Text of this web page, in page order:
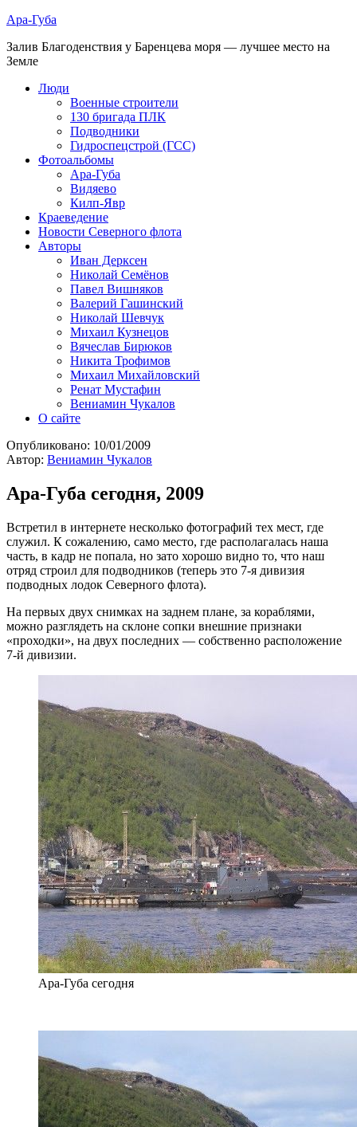
Ара-Губа
Залив Благоденствия у Баренцева моря — лучшее место на
Земле
Люди
Военные строители
130 бригада ПЛК
Подводники
Гидроспецстрой (ГСС)
Фотоальбомы
Ара-Губа
Видяево
Килп-Явр
Краеведение
Новости Северного флота
Авторы
Иван Дерксен
Николай Семёнов
Павел Вишняков
Валерий Гашинский
Николай Шевчук
Михаил Кузнецов
Вячеслав Бирюков
Никита Трофимов
Михаил Михайловский
Ренат Мустафин
Вениамин Чукалов
О сайте
Опубликовано: 10/01/2009
Автор: Вениамин Чукалов
Ара-Губа сегодня, 2009
Встретил в интернете несколько фотографий тех мест, где
служил. К сожалению, само место, где располагалась наша
часть, в кадр не попала, но зато хорошо видно то, что наш
отряд строил для подводников (теперь это 7-я дивизия
подводных лодок Северного флота).
На первых двух снимках на заднем плане, за кораблями,
можно разглядеть на склоне сопки внешние признаки
«проходки», на двух последних — собственно расположение
7-й дивизии.
Ара-Губа сегодня